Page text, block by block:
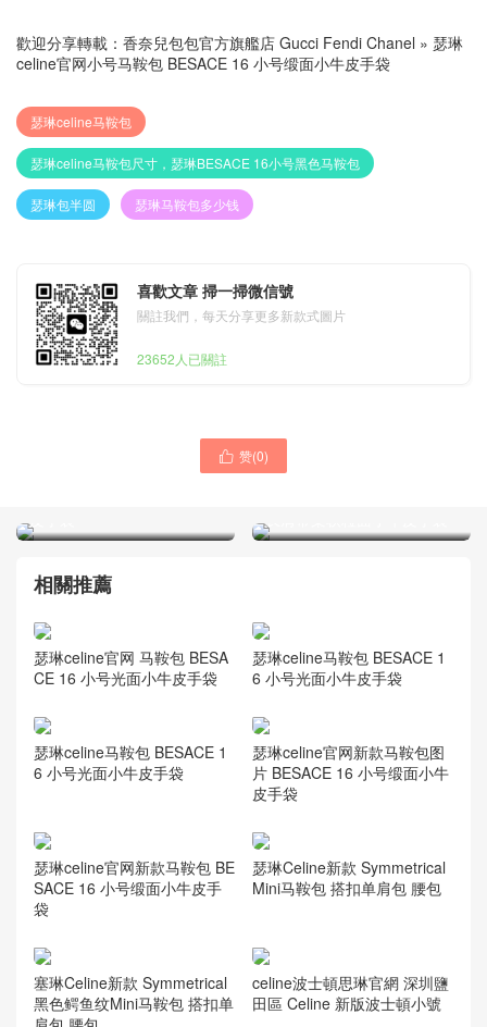
歡迎分享轉載： 香奈兒包包官方旗艦店 Gucci Fendi Chanel » 瑟琳
celine官网小号马鞍包 BESACE 16 小号缎面小牛皮手袋
瑟琳celine马鞍包
瑟琳celine马鞍包尺寸，瑟琳BESACE 16小号黑色马鞍包
瑟琳包半圆 瑟琳马鞍包多少钱
喜歡文章 掃一掃微信號
關註我們，每天分享更多新款式圖片
23652人已關註
 赞(0)
皮手袋
长肩带柔软粒面小牛皮手袋
相關推薦
瑟琳celine官网 马鞍包 BESA
CE 16 小号光面小牛皮手袋
瑟琳celine马鞍包 BESACE 1
6 小号光面小牛皮手袋
瑟琳celine马鞍包 BESACE 1
6 小号光面小牛皮手袋
瑟琳celine官网新款马鞍包图
片 BESACE 16 小号缎面小牛
皮手袋
瑟琳celine官网新款马鞍包 BE
SACE 16 小号缎面小牛皮手
袋
瑟琳Celine新款 Symmetrical
Mini马鞍包 搭扣单肩包 腰包
塞琳Celine新款 Symmetrical
黑色鳄鱼纹Mini马鞍包 搭扣单
celine波士頓思琳官網 深圳鹽
田區 Celine 新版波士頓小號